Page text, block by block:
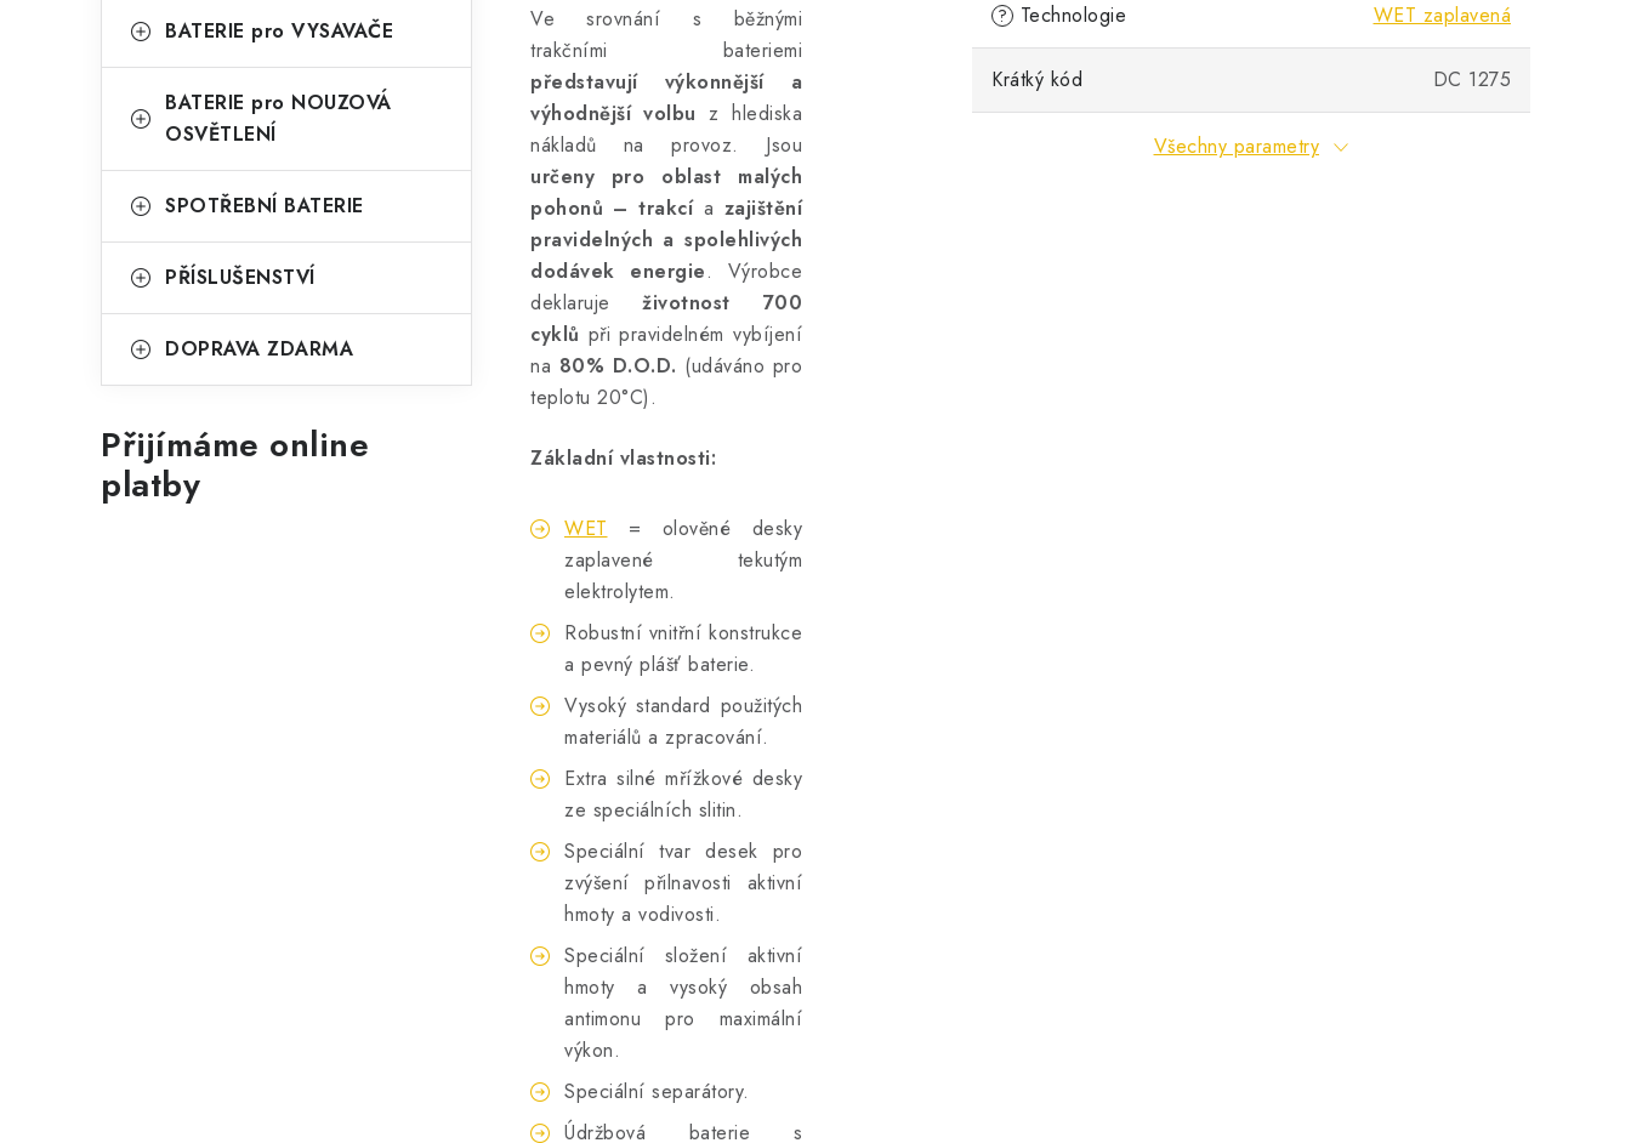
BATERIE pro VYSAVAČE
BATERIE pro NOUZOVÁ
OSVĚTLENÍ
SPOTŘEBNÍ BATERIE
PŘÍSLUŠENSTVÍ
DOPRAVA ZDARMA
Přijímáme online
platby
Ve srovnání s běžnými
trakčními bateriemi
představují výkonnější a
výhodnější volbuz hlediska
nákladů na provoz. Jsou
určeny pro oblast malých
pohonů – trakcía zajištění
pravidelných a spolehlivých
dodávek energie. Výrobce
deklaruježivotnost 700
cyklů při pravidelném vybíjení
na 80% D.O.D. (udáváno pro
teplotu 20°C).
Základní vlastnosti:
WET = olověné desky
zaplavené tekutým
elektrolytem.
Robustní vnitřní konstrukce
a pevný plášť baterie.
Vysoký standard použitých
materiálů a zpracování.
Extra silné mřížkové desky
ze speciálních slitin.
Speciální tvar desek pro
zvýšení přilnavosti aktivní
hmoty a vodivosti.
Speciální složení aktivní
hmoty a vysoký obsah
antimonu pro maximální
výkon.
Speciální separátory.
Údržbová baterie s
? Technologie WET zaplavená
Krátký kód DC 1275
Všechny parametry